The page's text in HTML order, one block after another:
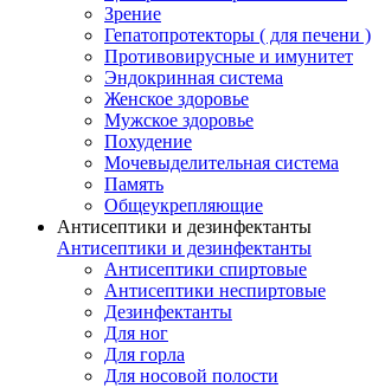
Зрение
Гепатопротекторы ( для печени )
Противовирусные и имунитет
Эндокринная система
Женское здоровье
Мужское здоровье
Похудение
Мочевыделительная система
Память
Общеукрепляющие
Антисептики и дезинфектанты
Антисептики и дезинфектанты
Антисептики спиртовые
Антисептики неспиртовые
Дезинфектанты
Для ног
Для горла
Для носовой полости